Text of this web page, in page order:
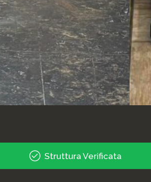
Struttura Verificata